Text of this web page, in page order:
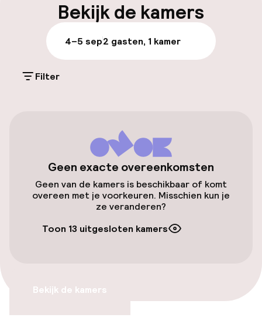
Parkeren & mobiliteit
Parkeergelegenheid op eigen terrein
(buiten)
Openbaar parkeren
Fietsverhuur
Bekijk de kamers
4–5 sep2 gasten, 1 kamer
Filter
Geen exacte overeenkomsten
Geen van de kamers is beschikbaar of komt
overeen met je voorkeuren. Misschien kun je
ze veranderen?
Toon 13 uitgesloten kamers
Bekijk de kamers